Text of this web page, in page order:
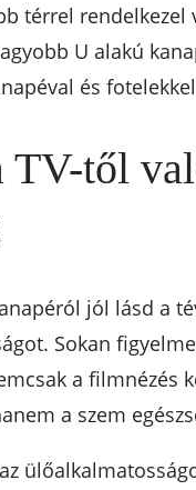
térrel rendelkezel
U alakú
és
TV-től
jól lásd a
Sokan
a filmnézés
a szem